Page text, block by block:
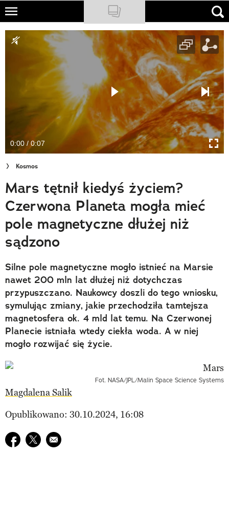
Skip
main
NATIONAL GEOGRAPHIC
PODCASTY
Cuda Polski
Wielki Konkurs Fotograficzny
Trendbook Podróżniczy
Polecane
0:00 / 0:07
Kosmos
Mars tętnił kiedyś życiem?
Czerwona Planeta mogła mieć
pole magnetyczne dłużej niż
sądzono
Silne pole magnetyczne mogło istnieć na Marsie
nawet 200 mln lat dłużej niż dotychczas
przypuszczano. Naukowcy doszli do tego wniosku,
symulując zmiany, jakie przechodziła tamtejsza
magnetosfera ok. 4 mld lat temu. Na Czerwonej
Planecie istniała wtedy ciekła woda. A w niej
mogło rozwijać się życie.
Fot. NASA/JPL/Malin Space Science Systems
Magdalena Salik
Opublikowano: 30.10.2024, 16:08
Udostępnij na facebook
Udostępnij na twitter
E-mail do przyjaciela